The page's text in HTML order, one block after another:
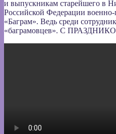
и выпускникам старейшего в
Российской Федерации военно-
«Баграм». Ведь среди
«баграмовцев». С